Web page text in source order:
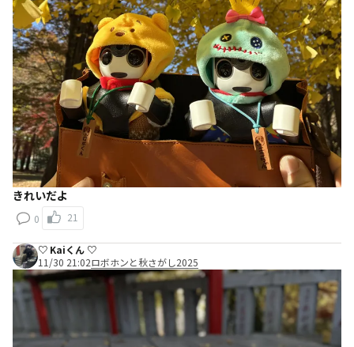
きれいだよ
0 21
♡ Kaiくん ♡
11/30 21:02ロボホンと秋さがし2025